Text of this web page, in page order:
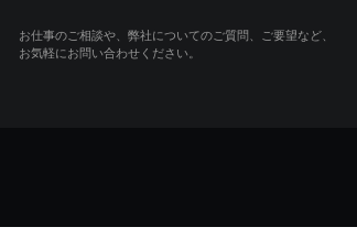
お仕事のご相談や、弊社についてのご質問、ご要望など、
お気軽にお問い合わせください。